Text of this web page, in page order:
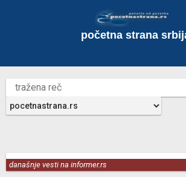
početna strana
današnje vesti na informer.rs